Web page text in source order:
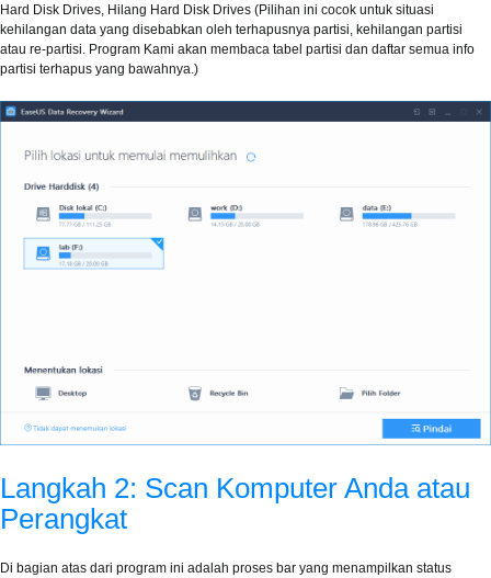
Hard Disk Drives, Hilang Hard Disk Drives (Pilihan ini cocok untuk situasi
kehilangan data yang disebabkan oleh terhapusnya partisi, kehilangan partisi
atau re-partisi. Program Kami akan membaca tabel partisi dan daftar semua info
partisi terhapus yang bawahnya.)
Langkah 2: Scan Komputer Anda atau
Perangkat
Di bagian atas dari program ini adalah proses bar yang menampilkan status